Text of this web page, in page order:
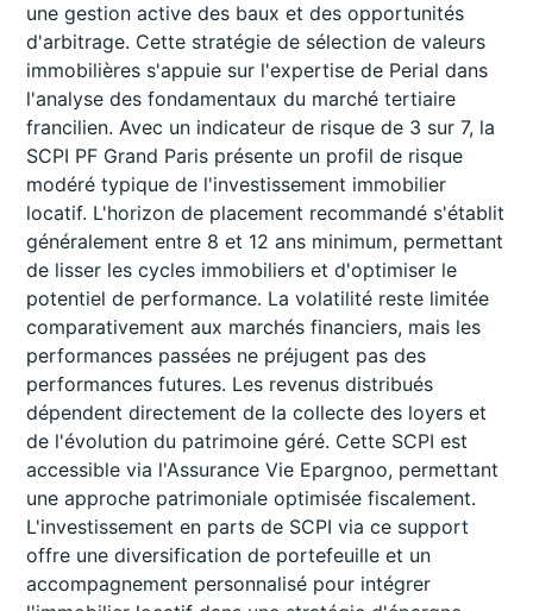
une gestion active des baux et des opportunités
d'arbitrage. Cette stratégie de sélection de valeurs
immobilières s'appuie sur l'expertise de Perial dans
l'analyse des fondamentaux du marché tertiaire
francilien. Avec un indicateur de risque de 3 sur 7, la
SCPI PF Grand Paris présente un profil de risque
modéré typique de l'investissement immobilier
locatif. L'horizon de placement recommandé s'établit
généralement entre 8 et 12 ans minimum, permettant
de lisser les cycles immobiliers et d'optimiser le
potentiel de performance. La volatilité reste limitée
comparativement aux marchés financiers, mais les
performances passées ne préjugent pas des
performances futures. Les revenus distribués
dépendent directement de la collecte des loyers et
de l'évolution du patrimoine géré. Cette SCPI est
accessible via l'Assurance Vie Epargnoo, permettant
une approche patrimoniale optimisée fiscalement.
L'investissement en parts de SCPI via ce support
offre une diversification de portefeuille et un
accompagnement personnalisé pour intégrer